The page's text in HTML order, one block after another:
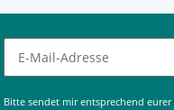
Bitte sendet mir entsprechend eurer